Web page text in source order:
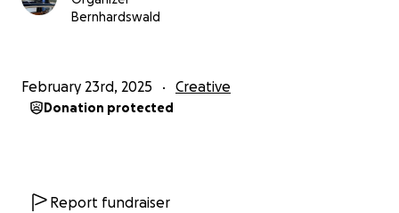
wir das Ziel hier erreichen können. :-)
fertige Buch zu einem Spezialpreis unter dem
regulären Verkaufspreis anbieten.
Bernhardswald
February 23rd, 2025 Creative
Donation protected
Report fundraiser